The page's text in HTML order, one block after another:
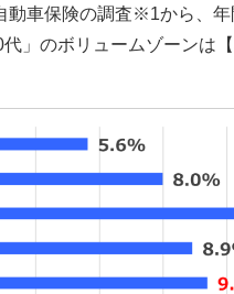
車保険の調査※1から、年
」のボリュームゾーンは